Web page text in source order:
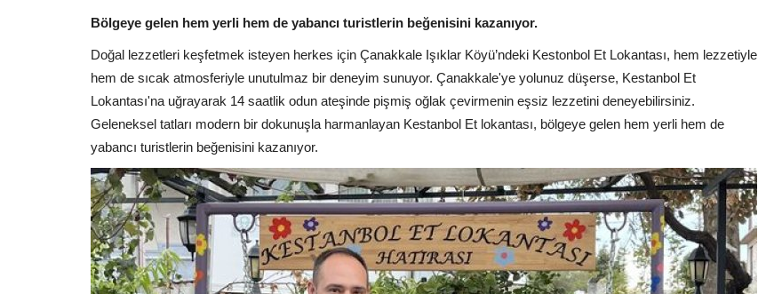
Bölgeye gelen hem yerli hem de yabancı turistlerin beğenisini kazanıyor.
Doğal lezzetleri keşfetmek isteyen herkes için Çanakkale Işıklar Köyü’ndeki Kestonbol Et Lokantası, hem lezzetiyle
hem de sıcak atmosferiyle unutulmaz bir deneyim sunuyor. Çanakkale'ye yolunuz düşerse, Kestanbol Et
Lokantası'na uğrayarak 14 saatlik odun ateşinde pişmiş oğlak çevirmenin eşsiz lezzetini deneyebilirsiniz.
Geleneksel tatları modern bir dokunuşla harmanlayan Kestanbol Et lokantası, bölgeye gelen hem yerli hem de
yabancı turistlerin beğenisini kazanıyor.